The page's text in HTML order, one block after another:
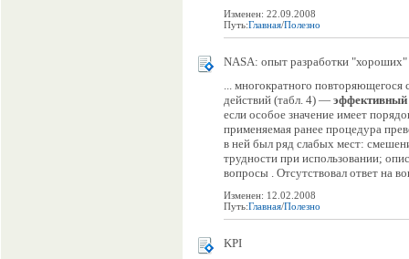
Изменен: 22.09.2008
Путь:Главная/Полезно
NASA: опыт разработки "хороших"
... многократного повторяющегося
действий (табл. 4) — эффективный
если особое значение имеет
применяемая ранее процедура
в ней был ряд слабых мест:
трудности при использовании;
вопросы . Отсутствовал ответ на
Изменен: 12.02.2008
Путь:Главная/Полезно
KPI